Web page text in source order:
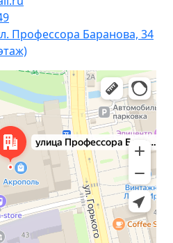
Профессора Баранова, 34